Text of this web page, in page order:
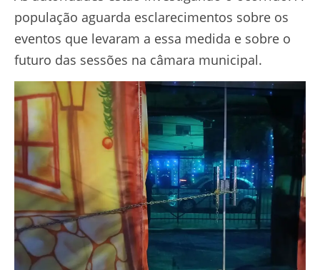
população aguarda esclarecimentos sobre os
eventos que levaram a essa medida e sobre o
futuro das sessões na câmara municipal.